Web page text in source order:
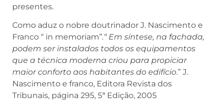
presentes.
Como aduz o nobre doutrinador J. Nascimento e
Franco “ in memoriam”.“ Em síntese, na fachada,
podem ser instalados todos os equipamentos
que a técnica moderna criou para propiciar
maior conforto aos habitantes do edifício.” J.
Nascimento e franco, Editora Revista dos
Tribunais, página 295, 5ª Edição, 2005